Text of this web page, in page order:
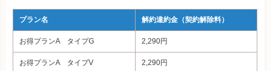
プラン名 解約違約金（契約解除料）
お得プランA タイプG 2,290円
お得プランA タイプV 2,290円